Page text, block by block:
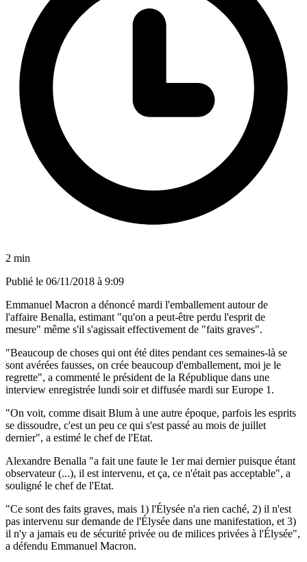
2 min
Publié le 06/11/2018 à 9:09
Emmanuel Macron a dénoncé mardi l'emballement autour de
l'affaire Benalla, estimant "qu'on a peut-être perdu l'esprit de
mesure" même s'il s'agissait effectivement de "faits graves".
"Beaucoup de choses qui ont été dites pendant ces semaines-là se
sont avérées fausses, on crée beaucoup d'emballement, moi je le
regrette", a commenté le président de la République dans une
interview enregistrée lundi soir et diffusée mardi sur Europe 1.
"On voit, comme disait Blum à une autre époque, parfois les esprits
se dissoudre, c'est un peu ce qui s'est passé au mois de juillet
dernier", a estimé le chef de l'Etat.
Alexandre Benalla "a fait une faute le 1er mai dernier puisque étant
observateur (...), il est intervenu, et ça, ce n'était pas acceptable", a
souligné le chef de l'Etat.
"Ce sont des faits graves, mais 1) l'Élysée n'a rien caché, 2) il n'est
pas intervenu sur demande de l'Élysée dans une manifestation, et 3)
il n'y a jamais eu de sécurité privée ou de milices privées à l'Élysée",
a défendu Emmanuel Macron.